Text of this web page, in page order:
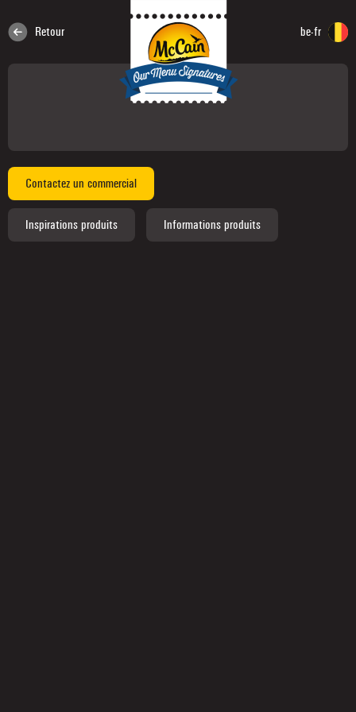
Retour be-fr
Contactez un commercial
Inspirations produits Informations produits